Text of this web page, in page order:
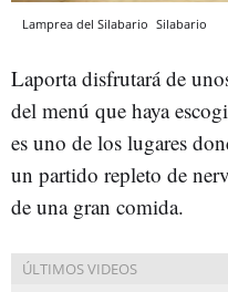
Lamprea del Silabario Silabario
Laporta disfrutará de
del menú que haya
es uno de los lugares
un partido repleto de
de una gran comida.